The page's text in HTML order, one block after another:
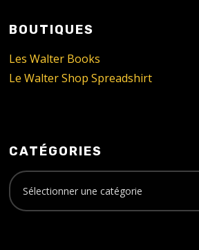
BOUTIQUES
Les Walter Books
Le Walter Shop Spreadshirt
CATÉGORIES